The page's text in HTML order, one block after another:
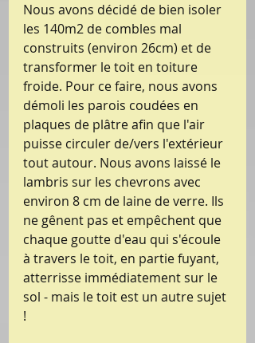
Nous avons décidé de bien isoler
les 140m2 de combles mal
construits (environ 26cm) et de
transformer le toit en toiture
froide. Pour ce faire, nous avons
démoli les parois coudées en
plaques de plâtre afin que l'air
puisse circuler de/vers l'extérieur
tout autour. Nous avons laissé le
lambris sur les chevrons avec
environ 8 cm de laine de verre. Ils
ne gênent pas et empêchent que
chaque goutte d'eau qui s'écoule
à travers le toit, en partie fuyant,
atterrisse immédiatement sur le
sol - mais le toit est un autre sujet
!